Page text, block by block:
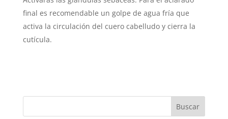
final es recomendable un golpe de agua fría que
activa la circulación del cuero cabelludo y cierra la
cutícula.
Buscar